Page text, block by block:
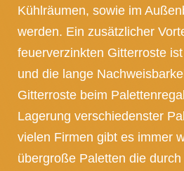
Kühlräumen, sowie im
werden. Ein zusätzlicher
feuerverzinkten Gitterroste
und die lange
Gitterroste beim
Lagerung verschiedenster
vielen Firmen gibt es immer
übergroße Paletten die